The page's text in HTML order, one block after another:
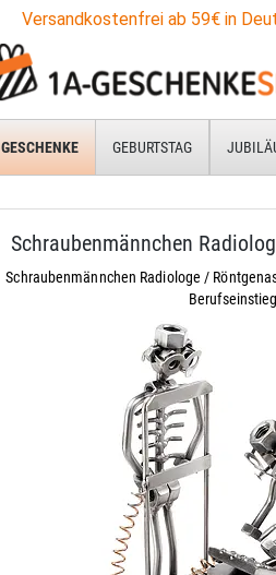
Versandkostenfrei ab 59€ in
GESCHENKE GEBURTSTAG
Schraubenmännchen
Schraubenmännchen Radiologe /
Berufseinstieg